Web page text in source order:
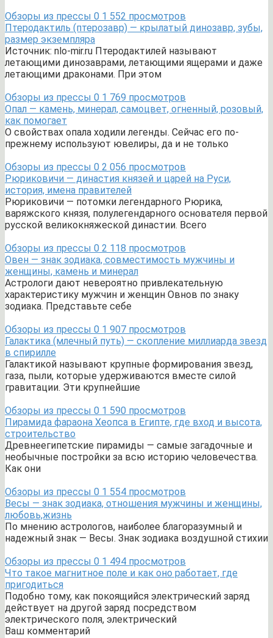
Обзоры из прессы 0 1 552 просмотров
Птеродактиль (птерозавр) — крылатый динозавр, зубы,
размер экземпляра
Источник: nlo-mir.ru Птеродактилей называют
летающими динозаврами, летающими ящерами и даже
летающими драконами. При этом
Обзоры из прессы 0 1 769 просмотров
Опал — камень, минерал, самоцвет, огненный, розовый,
как помогает
О свойствах опала ходили легенды. Сейчас его по-
прежнему используют ювелиры, да и не только
Обзоры из прессы 0 2 056 просмотров
Рюриковичи — династия князей и царей на Руси,
история, имена правителей
Рюриковичи — потомки легендарного Рюрика,
варяжского князя, полулегендарного основателя первой
русской великокняжеской династии. Всего
Обзоры из прессы 0 2 118 просмотров
Овен — знак зодиака, совместимость мужчины и
женщины, камень и минерал
Астрологи дают невероятно привлекательную
характеристику мужчин и женщин Овнов по знаку
зодиака. Представьте себе
Обзоры из прессы 0 1 907 просмотров
Галактика (млечный путь) — скопление миллиарда звезд
в спирилле
Галактикой называют крупные формирования звезд,
газа, пыли, которые удерживаются вместе силой
гравитации. Эти крупнейшие
Обзоры из прессы 0 1 590 просмотров
Пирамида фараона Хеопса в Египте, где вход и высота,
строительство
Древнеегипетские пирамиды — самые загадочные и
необычные постройки за всю историю человечества.
Как они
Обзоры из прессы 0 1 554 просмотров
Весы — знак зодиака, отношения мужчины и женщины,
любовь,жизнь
По мнению астрологов, наиболее благоразумный и
надежный знак — Весы. Знак зодиака воздушной стихии
Обзоры из прессы 0 1 494 просмотров
Что такое магнитное поле и как оно работает, где
пригодиться
Подобно тому, как покоящийся электрический заряд
действует на другой заряд посредством
электрического поля, электрический
Ваш комментарий